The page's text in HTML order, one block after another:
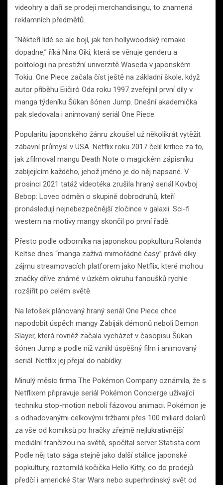
videohry a daří se prodeji merchandisingu, to znamená
reklamních předmětů.
“Někteří lidé se ale bojí, jak ten hollywoodský remake
dopadne,” říká Nina Oiki, která se věnuje genderu a
politologii na prestižní univerzitě Waseda v japonském
Tokiu. One Piece začala číst ještě na základní škole, když
autor příběhu Eiičiró Oda roku 1997 zveřejnil první díly v
manga týdeníku Šúkan šónen Jump. Dnešní akademička
pak sledovala i animovaný seriál One Piece.
Popularitu japonského žánru zkoušel už několikrát vytěžit
zábavní průmysl v USA. Netflix roku 2017 čelil kritice za to,
jak zfilmoval mangu Death Note o magickém zápisníku
zabíjejícím každého, jehož jméno je do něj napsané. V
prosinci 2021 tatáž videotéka zrušila hraný seriál Kovboj
Bebop: Lovec odměn o skupině dobrodruhů, kteří
pronásledují nejnebezpečnější zločince v galaxii. Sci-fi
western na motivy mangy skončil po první řadě.
Přesto podle odborníka na japonskou popkulturu Rolanda
Keltse dnes “manga zažívá mimořádné časy” právě díky
zájmu streamovacích platforem jako Netflix, které mohou
značky dříve známé v úzkém okruhu fanoušků rychle
rozšířit po celém světě.
Na letošek plánovaný hraný seriál One Piece chce
napodobit úspěch mangy Zabiják démonů neboli Demon
Slayer, která rovněž začala vycházet v časopisu Šúkan
šónen Jump a podle níž vznikl úspěšný film i animovaný
seriál. Netflix jej přejal do nabídky.
Minulý měsíc firma The Pokémon Company oznámila, že s
Netflixem připravuje seriál Pokémon Concierge užívající
techniku stop-motion neboli fázovou animaci. Pokémon je
s odhadovanými celkovými tržbami přes 100 miliard dolarů
za vše od komiksů po hračky zřejmě nejlukrativnější
mediální frančízou na světě, spočítal server Statista.com.
Podle něj tato sága stejně jako další stálice japonské
popkultury, roztomilá kočička Hello Kitty, co do prodejů
předčí i americké Star Wars nebo superhrdinský svět od